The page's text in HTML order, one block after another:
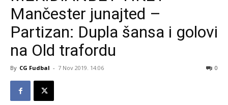
Mančester junajted –
Partizan: Dupla šansa i golovi
na Old trafordu
By CG Fudbal - 7 Nov 2019. 14:06 0